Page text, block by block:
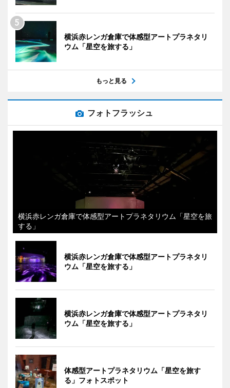
横浜赤レンガ倉庫で体感型アートプラネタリ
ウム「星空を旅する」
もっと見る
フォトフラッシュ
横浜赤レンガ倉庫で体感型アートプラネタリウム「星空を旅
する」
横浜赤レンガ倉庫で体感型アートプラネタリ
ウム「星空を旅する」
横浜赤レンガ倉庫で体感型アートプラネタリ
ウム「星空を旅する」
体感型アートプラネタリウム「星空を旅す
る」フォトスポット